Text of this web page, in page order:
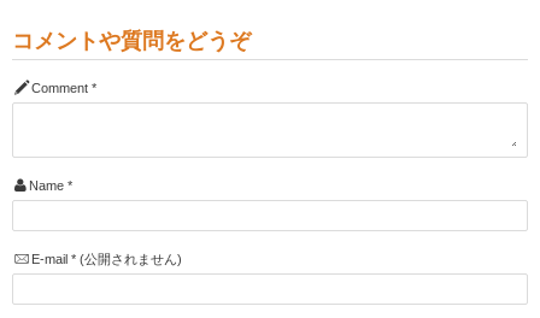
コメントや質問をどうぞ
Comment *
Name *
E-mail *(公開されません)